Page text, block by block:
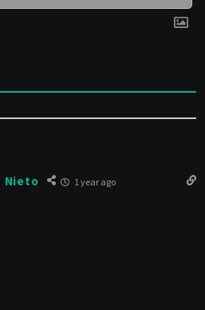
Nieto 1 year ago